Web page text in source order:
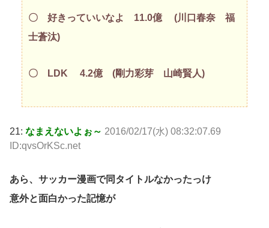
〇 好きっていいなよ 11.0億 (川口春奈 福
士蒼汰)
〇 LDK 4.2億 (剛力彩芽 山崎賢人)
21: なまえないよぉ～ 2016/02/17(水) 08:32:07.69
ID:qvsOrKSc.net
あら、サッカー漫画で同タイトルなかったっけ
意外と面白かった記憶が